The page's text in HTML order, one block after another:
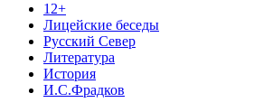
12+
Лицейские беседы
Русский Север
Литература
История
И.С.Фрадков